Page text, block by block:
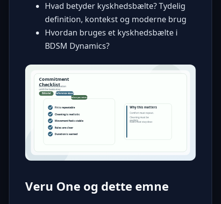
Hvad betyder kyskhedsbælte? Tydelig
definition, kontekst og moderne brug
Hvordan bruges et kyskhedsbælte i
BDSM Dynamics?
Veru One og dette emne